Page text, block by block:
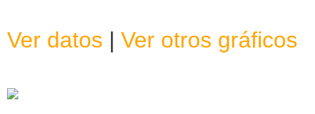
Ver datos | Ver otros gráficos